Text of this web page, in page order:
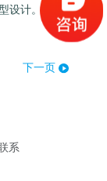
设计。
下一页
系